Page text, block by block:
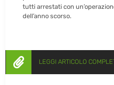
tutti arrestati con
dell’anno scorso.
 LEGGI ARTICOLO